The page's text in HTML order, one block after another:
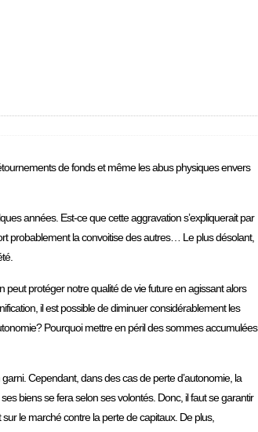
de fonds et même les abus physiques envers
années. Est-ce que cette aggravation s’expliquerait par
probablement la convoitise des autres… Le plus désolant,
peut protéger notre qualité de vie future en agissant alors
il est possible de diminuer considérablement les
Pourquoi mettre en péril des sommes accumulées
Cependant, dans des cas de perte d’autonomie, la
biens se fera selon ses volontés. Donc, il faut se garantir
le marché contre la perte de capitaux. De plus,